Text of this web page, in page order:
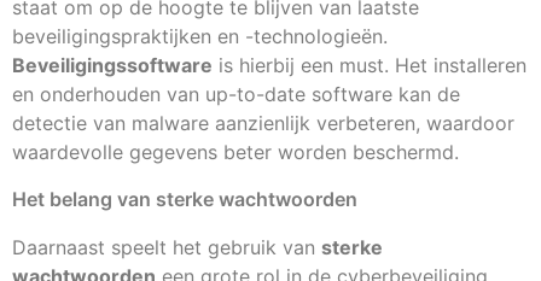
staat om op de hoogte te blijven van laatste
beveiligingspraktijken en -technologieën.
Beveiligingssoftware is hierbij een must. Het installeren
en onderhouden van up-to-date software kan de
detectie van malware aanzienlijk verbeteren, waardoor
waardevolle gegevens beter worden beschermd.
Het belang van sterke wachtwoorden
Daarnaast speelt het gebruik van sterke
wachtwoorden een grote rol in de cyberbeveiliging